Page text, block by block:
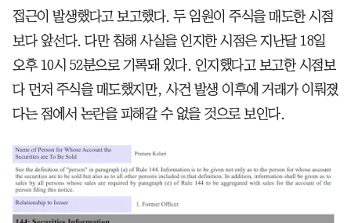
접근이 발생했다고 보고했다. 두 임원이 주식을 매도한 시점
보다 앞선다. 다만 침해 사실을 인지한 시점은 지난달 18일
오후 10시 52분으로 기록돼 있다. 인지했다고 보고한 시점보
다 먼저 주식을 매도했지만, 사건 발생 이후에 거래가 이뤄졌
다는 점에서 논란을 피해갈 수 없을 것으로 보인다.